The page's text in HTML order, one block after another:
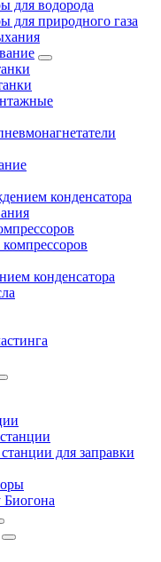
для водорода
для природного газа
конденсатора
конденсатора
для заправки
Биогона